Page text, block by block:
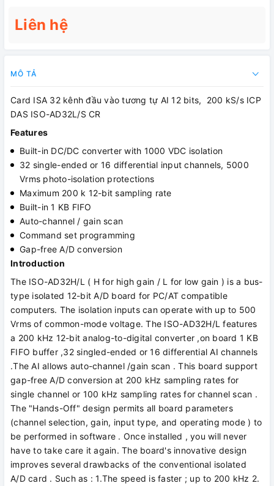
Liên hệ
MÔ TẢ
Card ISA 32 kênh đầu vào tương tự AI 12 bits, 200 kS/s ICP
DAS ISO-AD32L/S CR
Features
Built-in DC/DC converter with 1000 VDC isolation
32 single-ended or 16 differential input channels, 5000
Vrms photo-isolation protections
Maximum 200 k 12-bit sampling rate
Built-in 1 KB FIFO
Auto-channel / gain scan
Command set programming
Gap-free A/D conversion
Introduction
The ISO-AD32H/L ( H for high gain / L for low gain ) is a bus-
type isolated 12-bit A/D board for PC/AT compatible
computers. The isolation inputs can operate with up to 500
Vrms of common-mode voltage. The ISO-AD32H/L features
a 200 kHz 12-bit analog-to-digital converter ,on board 1 KB
FIFO buffer ,32 singled-ended or 16 differential AI channels
.The AI allows auto-channel /gain scan . This board support
gap-free A/D conversion at 200 kHz sampling rates for
single channel or 100 kHz sampling rates for channel scan .
The "Hands-Off" design permits all board parameters
(channel selection, gain, input type, and operating mode ) to
be performed in software . Once installed , you will never
have to take care it again. The board's innovative design
improves several drawbacks of the conventional isolated
A/D card . Such as : 1.The speed is faster ; up to 200 kHz 2.